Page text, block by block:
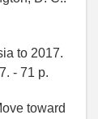
to 2017.
- 71 p.
toward